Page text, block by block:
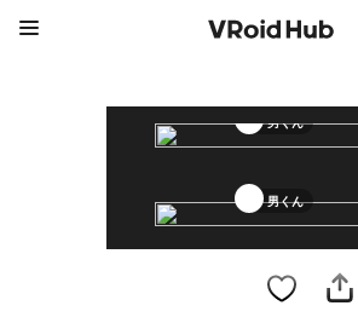
男くん
男くん